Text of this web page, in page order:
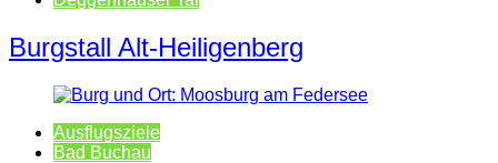
Burgstall Alt-Heiligenberg
Ausflugsziele
Bad Buchau